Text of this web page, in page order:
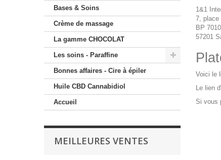
Bases & Soins
Crème de massage
La gamme CHOCOLAT
Les soins - Paraffine
Bonnes affaires - Cire à épiler
Huile CBD Cannabidiol
Accueil
MEILLEURES VENTES
1&1
7, place
BP
57201
Voici le
Le lien
Si vous